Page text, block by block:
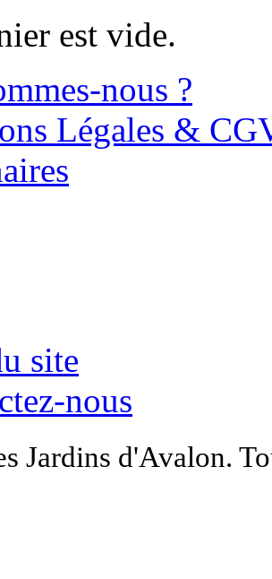
est vide.
nous ?
Légales &
site
nous
Jardins d'Avalon.